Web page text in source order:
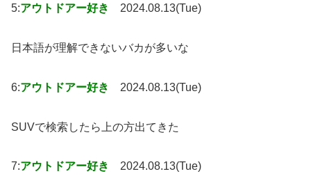
5:アウトドアー好き 2024.08.13(Tue)
日本語が理解できないバカが多いな
6:アウトドアー好き 2024.08.13(Tue)
SUVで検索したら上の方出てきた
7:アウトドアー好き 2024.08.13(Tue)